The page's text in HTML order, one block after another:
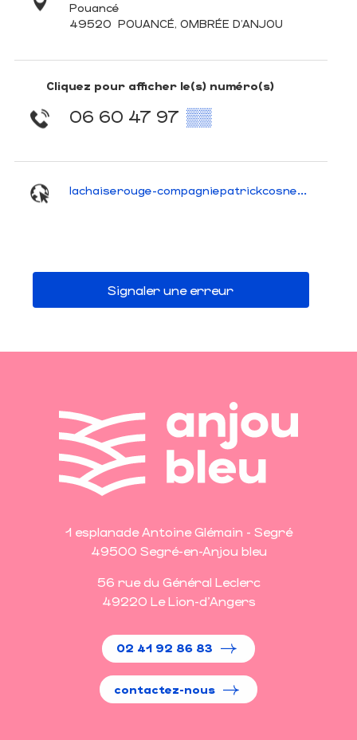
Pouancé
49520 POUANCÉ, OMBRÉE D'ANJOU
Cliquez pour afficher le(s) numéro(s)
06 60 47 97 ▒▒
lachaiserouge-compagniepatrickcosnet.com
Signaler une erreur
1 esplanade Antoine Glémain - Segré
49500 Segré-en-Anjou bleu
56 rue du Général Leclerc
49220 Le Lion-d'Angers
02 41 92 86 83
contactez-nous